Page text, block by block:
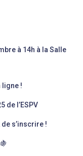
à 14h à la Salle
ligne !
de l’ESPV
s’inscrire !